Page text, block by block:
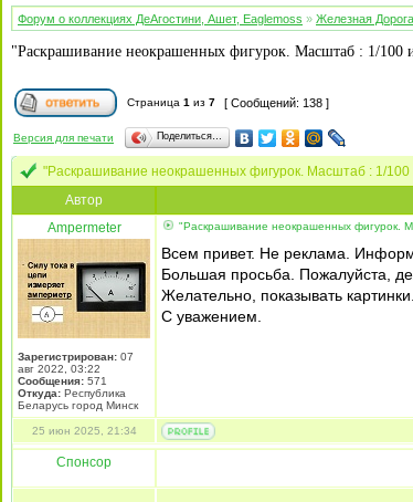
Форум о коллекциях ДеАгостини, Ашет, Eaglemoss » Железная Дорога
"Раскрашивание неокрашенных фигурок. Масштаб : 1/100
Страница 1 из 7 [ Сообщений: 138 ]
Версия для печати Поделиться…
"Раскрашивание неокрашенных фигурок. Масштаб : 1/100
Автор
Ampermeter
Зарегистрирован: 07
авг 2022, 03:22
Сообщения: 571
Откуда: Республика
Беларусь город Минск
"Раскрашивание неокрашенных фигурок.
Всем привет. Не реклама.
Большая просьба. Пожалуйста,
Желательно, показывать
С уважением.
25 июн 2025, 21:34
Спонсор